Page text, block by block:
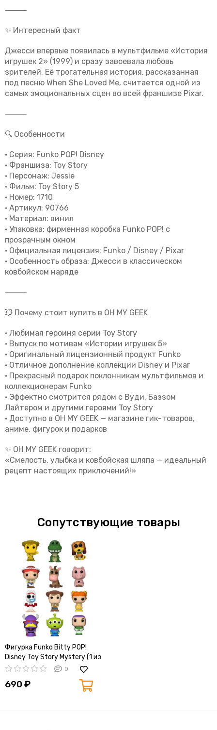
⸻
✨ Интересный факт
Джесси впервые появилась в мультфильме «История
игрушек 2» (1999) и сразу завоевала любовь
зрителей. Её трогательная история, рассказанная
под песню When She Loved Me, считается одной из
самых эмоциональных сцен во всей франшизе Pixar.
⸻
🔍 Особенности
• Серия: Funko POP! Disney
• Франшиза: Toy Story
• Персонаж: Jessie
• Фильм: Toy Story 5
• Номер: 1710
• Артикул: 90766
• Материал: винил
• Упаковка: фирменная коробка Funko POP! с
прозрачным окном
• Официальная лицензия: Funko / Disney / Pixar
• Особенность образа: Джесси в классическом
ковбойском наряде
⸻
💥 Почему стоит купить в OH MY GEEK
• Любимая героиня серии Toy Story
• Выпуск по мотивам «Истории игрушек 5»
• Оригинальный лицензионный продукт Funko
• Отличное дополнение коллекции Disney и Pixar
• Прекрасный подарок поклонникам мультфильмов и
коллекционерам Funko
• Эффектно смотрится рядом с Вуди, Баззом
Лайтером и другими героями Toy Story
• Доступно в OH MY GEEK — магазине гик-товаров,
аниме, фигурок и подарков
✨ OH MY GEEK говорит:
«Смелость, улыбка и ковбойская шляпа — идеальный
рецепт настоящих приключений!»
Сопутствующие товары
Фигурка Funko Bitty POP!
Disney Toy Story Mystery (1 из
12) 81121
0
690 ₽